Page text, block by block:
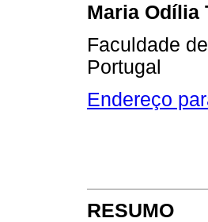
Maria Odília
Faculdade
Portugal
Endereço
RESUMO